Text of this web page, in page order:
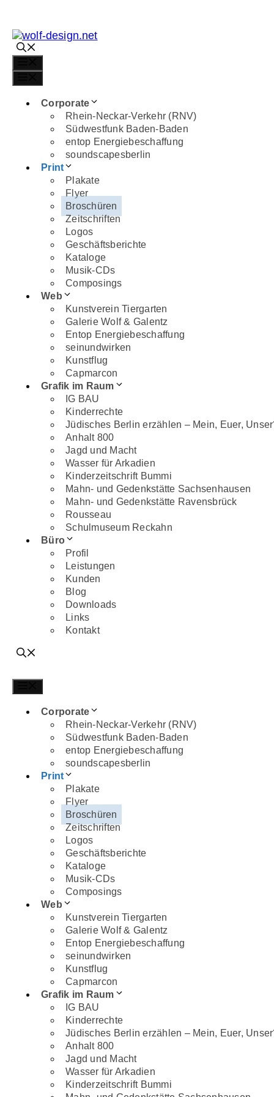
Inhalt
springen
Corporate
Rhein-Neckar-Verkehr (RNV)
Südwestfunk Baden-Baden
entop Energiebeschaffung
soundscapesberlin
Print
Plakate
Flyer
Broschüren
Zeitschriften
Logos
Geschäftsberichte
Kataloge
Musik-CDs
Composings
Web
Kunstverein Tiergarten
Galerie Wolf & Galentz
Entop Energiebeschaffung
seinundwirken
Kunstflug
Capmarcon
Grafik im Raum
IG BAU
Kinderrechte
Jüdisches Berlin erzählen – Mein, Euer,
Anhalt 800
Jagd und Macht
Wasser für Arkadien
Kinderzeitschrift Bummi
Mahn- und Gedenkstätte Sachsenhausen
Mahn- und Gedenkstätte Ravensbrück
Rousseau
Schulmuseum Reckahn
Büro
Profil
Leistungen
Kunden
Blog
Downloads
Links
Kontakt
Corporate
Rhein-Neckar-Verkehr (RNV)
Südwestfunk Baden-Baden
entop Energiebeschaffung
soundscapesberlin
Print
Plakate
Flyer
Broschüren
Zeitschriften
Logos
Geschäftsberichte
Kataloge
Musik-CDs
Composings
Web
Kunstverein Tiergarten
Galerie Wolf & Galentz
Entop Energiebeschaffung
seinundwirken
Kunstflug
Capmarcon
Grafik im Raum
IG BAU
Kinderrechte
Jüdisches Berlin erzählen – Mein, Euer,
Anhalt 800
Jagd und Macht
Wasser für Arkadien
Kinderzeitschrift Bummi
Plakate
Broschüren
Zeitschriften
Geschäftsberichte
Kataloge
Musik CDs
Composings
Leistungen:
Steegerstraße 3
13359 Berlin
030 311 750 71 mail@wolf-design.net
© Wolfdesign 2026 |Impressum|Datenschutz
Schließen
CORPORATE
RHEIN-NECKAR-VERKEHR (RNV)
SÜDWESTFUNK BADEN-BADEN
ENTOP ENERGIEBESCHAFFUNG
SOUNDSCAPESBERLIN
PRINT
PLAKATE
FLYER
BROSCHÜREN
COMPOSINGS
WEB
KUNSTVEREIN TIERGARTEN
GALERIE WOLF & GALENTZ
ENTOP ENERGIEBESCHAFFUNG
SEINUNDWIRKEN
KUNSTFLUG
CAPMARCON
GRAFIK IM RAUM
IG BAU
KINDERRECHTE
JÜDISCHES BERLIN ERZÄHLEN – MEIN,
ANHALT 800
JAGD UND MACHT
WASSER FÜR ARKADIEN
KINDERZEITSCHRIFT BUMMI
MAHN- UND GEDENKSTÄTTE
MAHN- UND GEDENKSTÄTTE
ROUSSEAU
SCHULMUSEUM RECKAHN
PROFIL
LEISTUNGEN
KUNDEN
BLOG
DOWNLOADS